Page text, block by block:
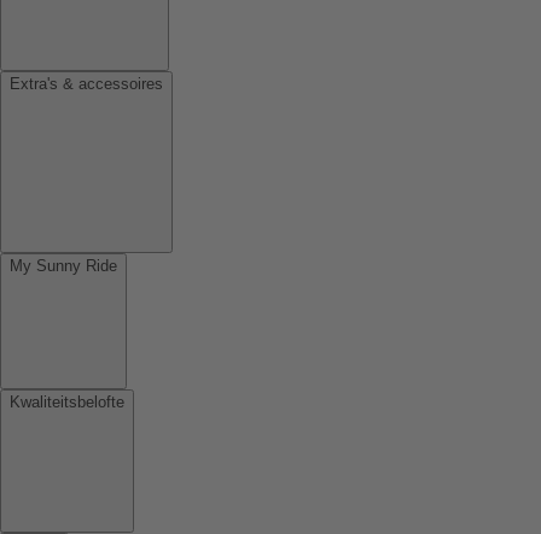
Extra's & accessoires
My Sunny Ride
Kwaliteitsbelofte